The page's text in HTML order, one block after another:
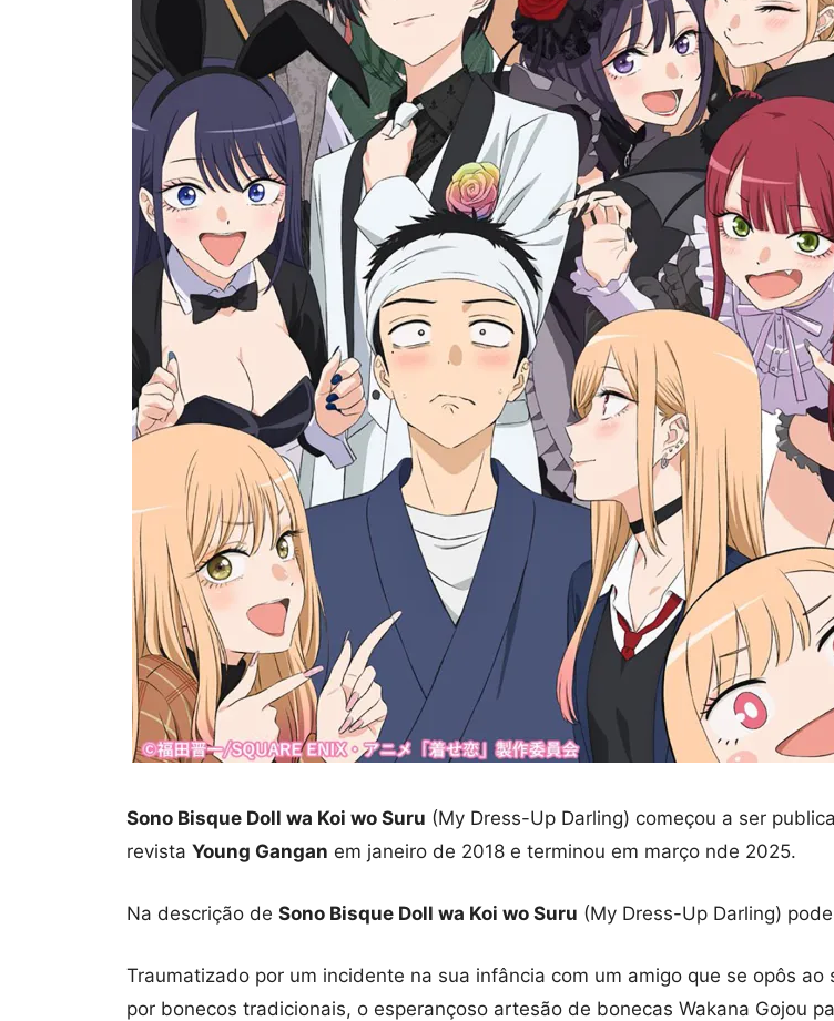
Sono Bisque Doll wa Koi wo Suru (My Dress-Up Darling) começou a ser
revista Young Gangan em janeiro de 2018 e terminou em março nde 2025.
Na descrição de Sono Bisque Doll wa Koi wo Suru (My Dress-Up Darling)
Traumatizado por um incidente na sua infância com um amigo que se opôs ao
por bonecos tradicionais, o esperançoso artesão de bonecas Wakana Gojou